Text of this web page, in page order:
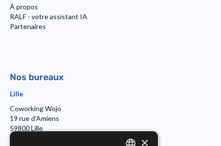
À propos
RALF - votre assistant IA
Partenaires
Nos bureaux
Lille
Coworking Wojo
19 rue d'Amiens
59800 Lille
×